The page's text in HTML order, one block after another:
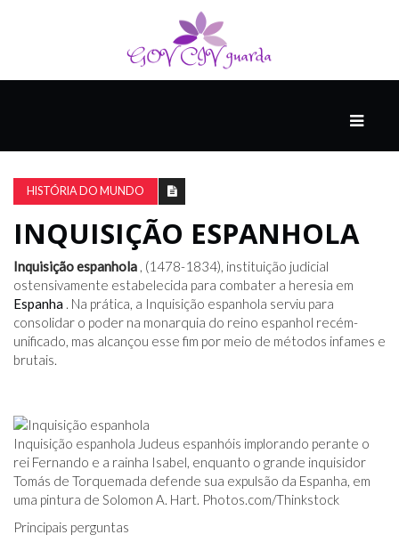
DO
THINK
COMPANHEIRO
COMEÇA
COM
HISTÓRIA DO MUNDO
INQUISIÇÃO ESPANHOLA
Inquisição espanhola , (1478-1834), instituição judicial
ostensivamente estabelecida para combater a heresia em
Espanha . Na prática, a Inquisição espanhola serviu para
consolidar o poder na monarquia do reino espanhol recém-
unificado, mas alcançou esse fim por meio de métodos infames e
brutais.
Inquisição espanhola Judeus espanhóis implorando perante o
rei Fernando e a rainha Isabel, enquanto o grande inquisidor
Tomás de Torquemada defende sua expulsão da Espanha, em
uma pintura de Solomon A. Hart. Photos.com/Thinkstock
Principais perguntas